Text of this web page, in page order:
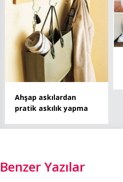
Ahşap askılardan
pratik askılık yapma
Benzer Yazılar